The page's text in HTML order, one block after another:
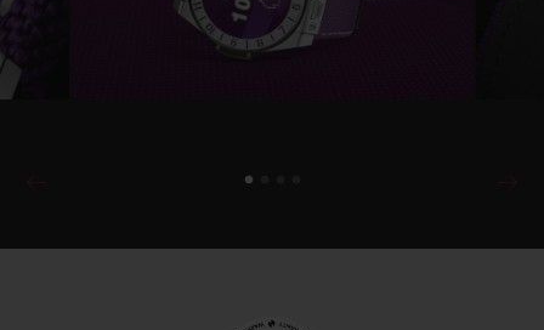
e vem com o exclusivo app
Hublot Loves Football Premier League que,
Connected e no hublot.com ou na Google